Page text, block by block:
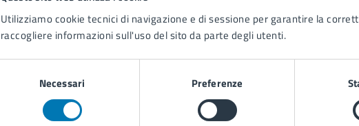
Utilizziamo cookie tecnici di navigazione e di sessione per garantire la
raccogliere informazioni sull'uso del sito da parte degli utenti.
Necessari Preferenze
Contatta il comune